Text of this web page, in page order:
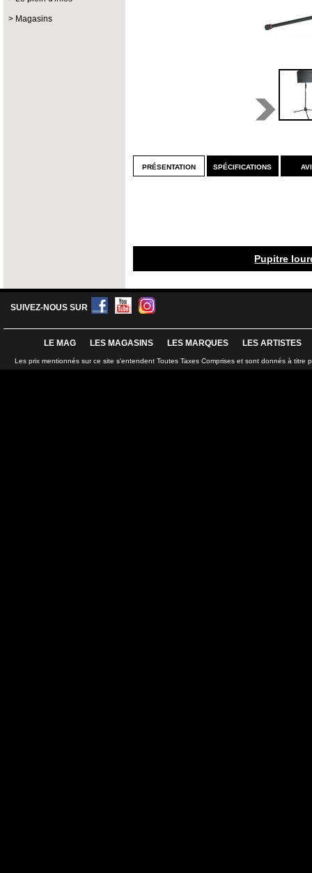
Magasins
présentation spécifications
Pupitre
SUIVEZ-NOUS SUR
LE MAG LES MAGASINS LES MARQUES LES ARTISTES
Les prix mentionnés sur ce site s'entendent Toutes Taxes Comprises et sont donnés à